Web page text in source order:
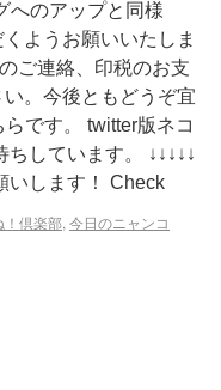
へのアップと同様
ようお願いいたしま
ご連絡、印税のお支
。今後ともどうぞ宜
です。 twitter版ネコ
しています。 ↓↓↓↓↓
いします！ Check
！倶楽部, 今日のニャンコ